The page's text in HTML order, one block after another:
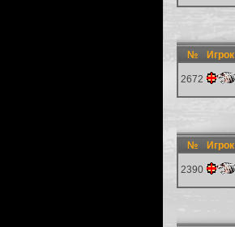
№ Игрок
2672
№ Игрок
2390